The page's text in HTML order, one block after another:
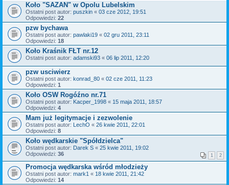
Koło "SAZAN" w Opolu Lubelskim
Ostatni post autor: puszkin « 03 cze 2012, 19:51
Odpowiedzi: 22
pzw bychawa
Ostatni post autor: pawlaki19 « 02 gru 2011, 23:11
Odpowiedzi: 18
Koło Kraśnik FŁT nr.12
Ostatni post autor: adamski93 « 06 lip 2011, 12:20
pzw usciwierz
Ostatni post autor: konrad_80 « 02 cze 2011, 11:23
Odpowiedzi: 1
Koło OSW Rogóźno nr.71
Ostatni post autor: Kacper_1998 « 15 maja 2011, 18:57
Odpowiedzi: 4
Mam już legitymacje i zezwolenie
Ostatni post autor: LechO « 26 kwie 2011, 22:01
Odpowiedzi: 8
Koło wędkarskie "Spółdzielca"
Ostatni post autor: Darek S « 25 kwie 2011, 19:02
Odpowiedzi: 36 1 2
Promocja wędkarska wśród młodzieży
Ostatni post autor: mark1 « 18 kwie 2011, 21:42
Odpowiedzi: 14